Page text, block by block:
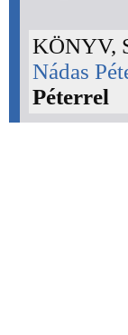
KÖNYV,
Nádas
Péterrel